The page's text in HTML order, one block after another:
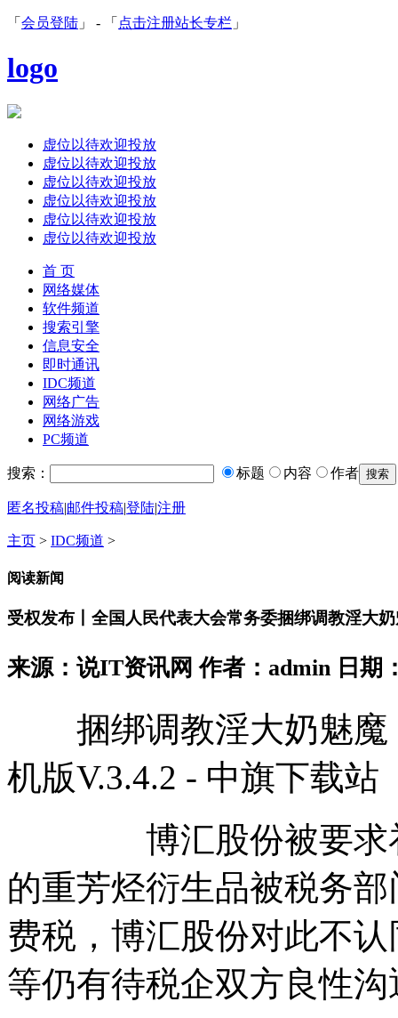
「 会员登陆 」 - 「 点击注册站长专栏 」
logo
虚位以待欢迎投放
虚位以待欢迎投放
虚位以待欢迎投放
虚位以待欢迎投放
虚位以待欢迎投放
虚位以待欢迎投放
首 页
网络媒体
软件频道
搜索引擎
信息安全
即时通讯
IDC频道
网络广告
网络游戏
PC频道
搜索： 标题 内容 作者
匿名投稿|邮件投稿|登陆|注册
主页 > IDC频道 >
阅读新闻
受权发布丨全国人民代表大会常务委捆绑调教淫大
来源：说IT资讯网 作者：admin 日期
捆绑调教淫大奶魅魔 -
机版V.3.4.2 - 中旗下载站
博汇股份被要求补
的重芳烃衍生品被税务
费税，博汇股份对此不
等仍有待税企双方良性沟